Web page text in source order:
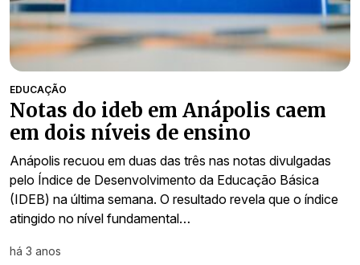
EDUCAÇÃO
Notas do ideb em Anápolis caem
em dois níveis de ensino
Anápolis recuou em duas das três nas notas divulgadas
pelo Índice de Desenvolvimento da Educação Básica
(IDEB) na última semana. O resultado revela que o índice
atingido no nível fundamental…
há 3 anos